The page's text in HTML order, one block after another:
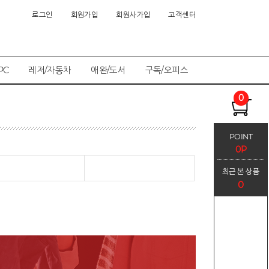
로그인 회원가입 회원사가입 고객센터
레저/자동차 애완/도서 구독/오피스
0
POINT
0P
최근 본 상품
0